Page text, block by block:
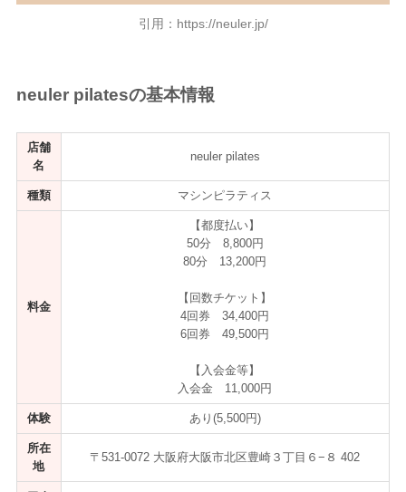
引用：https://neuler.jp/
neuler pilatesの基本情報
店舗
名
neuler pilates
種類 マシンピラティス
料金
【都度払い】
50分 8,800円
80分 13,200円
【回数チケット】
4回券 34,400円
6回券 49,500円
【入会金等】
入会金 11,000円
体験 あり(5,500円)
所在
地
〒531-0072 大阪府大阪市北区豊崎３丁目６−８ 402